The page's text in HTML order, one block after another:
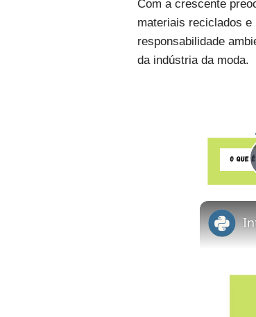
Com a crescente
materiais reciclados
responsabilidade
da indústria da moda.